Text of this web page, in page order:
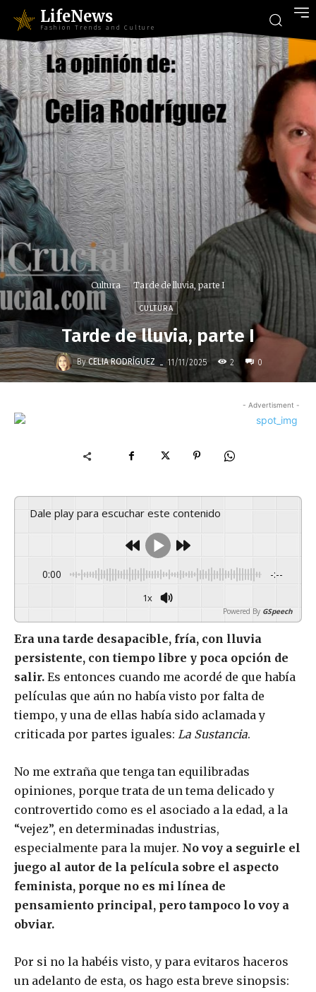
LifeNews
Fashion Trends and Culture
Cultura Tarde de lluvia, parte I
CULTURA
Tarde de lluvia, parte I
By CELIA RODRÍGUEZ - 11/11/2025 2 0
- Advertisment -
Dale play para escuchar este contenido
0:00 -:--
1x
Powered By GSpeech
Era una tarde desapacible, fría, con lluvia
persistente, con tiempo libre y poca opción de
salir. Es entonces cuando me acordé de que había
películas que aún no había visto por falta de
tiempo, y una de ellas había sido aclamada y
criticada por partes iguales: La Sustancia.
No me extraña que tenga tan equilibradas
opiniones, porque trata de un tema delicado y
controvertido como es el asociado a la edad, a la
“vejez”, en determinadas industrias,
especialmente para la mujer. No voy a seguirle el
juego al autor de la película sobre el aspecto
feminista, porque no es mi línea de
pensamiento principal, pero tampoco lo voy a
obviar.
Por si no la habéis visto, y para evitaros haceros
un adelanto de esta, os hago esta breve sinopsis: